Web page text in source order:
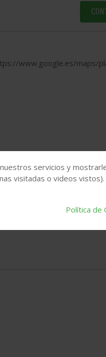
www.google.es/maps/
servicios y
visitadas o videos
Política de